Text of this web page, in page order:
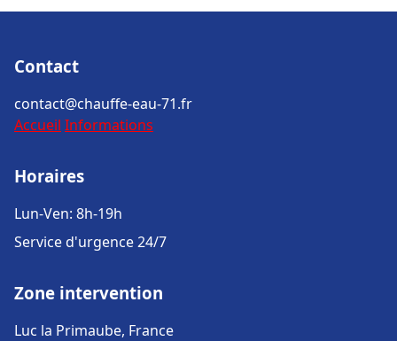
Contact
contact@chauffe-eau-71.fr
Accueil Informations
Horaires
Lun-Ven: 8h-19h
Service d'urgence 24/7
Zone intervention
Luc la Primaube, France